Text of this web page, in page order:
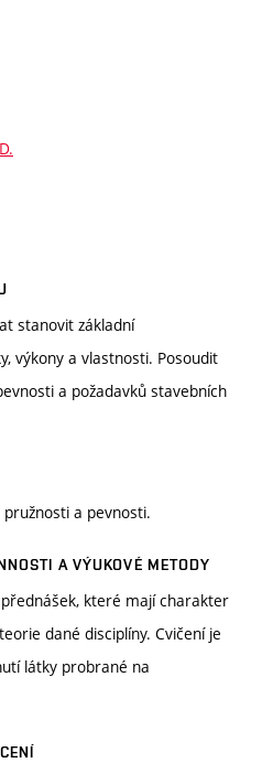
stanovit základní
výkony a vlastnosti. Posoudit
a požadavků stavebních
pružnosti a pevnosti.
A VÝUKOVÉ METODY
které mají charakter
dané disciplíny. Cvičení je
látky probrané na